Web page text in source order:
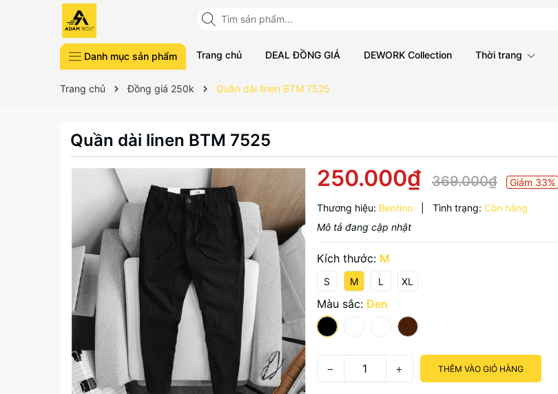
Danh mục sản phẩm Trang chủ DEAL ĐỒNG GIÁ DEWORK Collection Thời trang
Trang chủ Đồng giá 250k Quần dài linen BTM 7525
Quần dài linen BTM 7525
250.000₫ 369.000₫ Giảm 33%
Thương hiệu: Bentino Tình trạng: Còn hàng
Mô tả đang cập nhật
Kích thước: M
S M L XL
Màu sắc:Đen
− + THÊM VÀO GIỎ HÀNG